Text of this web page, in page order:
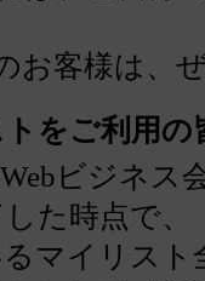
お客様は、
トをご利用の
ビジネス
た時点で、
マイリスト